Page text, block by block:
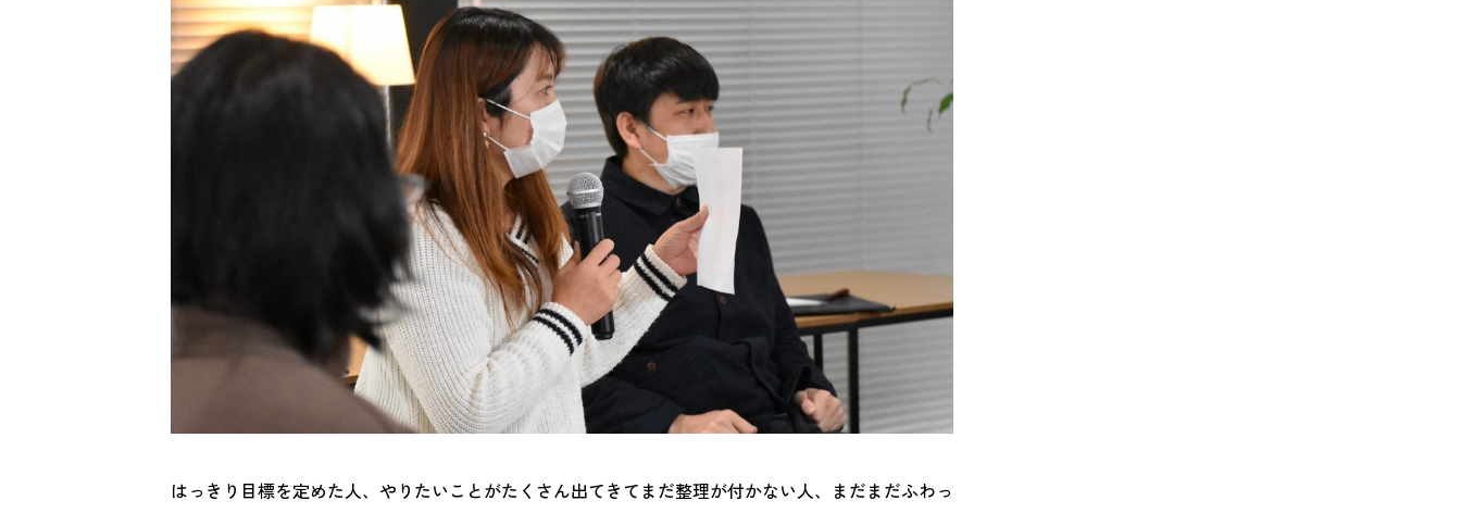
はっきり目標を定めた人、やりたいことがたくさん出てきてまだ整理が付かない人、まだまだふわっ